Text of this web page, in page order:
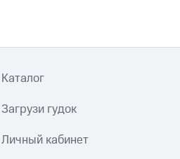
Каталог
Загрузи гудок
Личный кабинет